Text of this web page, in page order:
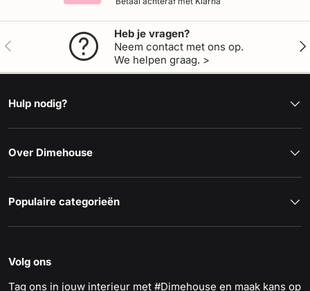
Vorige
Heb je vragen?
Neem contact met ons op.
We helpen graag. >
Hulp nodig?
Over Dimehouse
Populaire categorieën
Volg ons
Tag ons in jouw interieur met #Dimehouse en maak kans op